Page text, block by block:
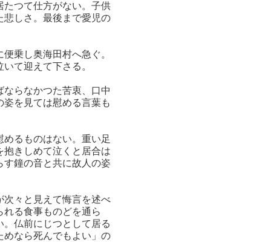
たつて仕方がない。子供
悲しさ。最後まで愛児の
乗し奥海田村へ急ぐ。
て迎えて下さる。
らなかつた苦衷、口中
を見ては慰める言葉も
るものはない。重い足
きしめて泣くと居合は
す鐘の音と共に故人の姿
次々と見えて悔言を述べ
る食事ものどを通ら
仏前にじつとして居る
めなら死んでもよい」の